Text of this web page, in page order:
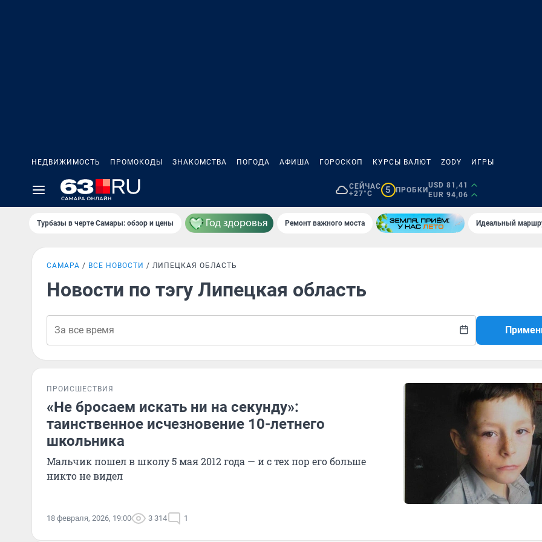
НЕДВИЖИМОСТЬ ПРОМОКОДЫ ЗНАКОМСТВА ПОГОДА АФИША ГОРОСКОП КУРСЫ ВАЛЮТ ZODY ИГРЫ
СЕЙЧАС
+27°C
5 ПРОБКИ
USD 81,41
EUR 94,06
Турбазы в черте Самары: обзор и цены Ремонт важного моста Идеальный
САМАРА ВСЕ НОВОСТИ ЛИПЕЦКАЯ ОБЛАСТЬ
Новости по тэгу Липецкая область
ПРОИСШЕСТВИЯ
«Не бросаем искать ни на секунду»:
таинственное исчезновение 10-летнего
школьника
Мальчик пошел в школу 5 мая 2012 года — и с тех пор его больше
никто не видел
18 февраля, 2026, 19:00 3 314 1